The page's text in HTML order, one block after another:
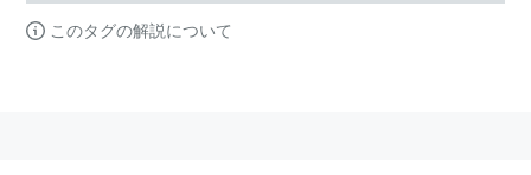
このタグの解説について